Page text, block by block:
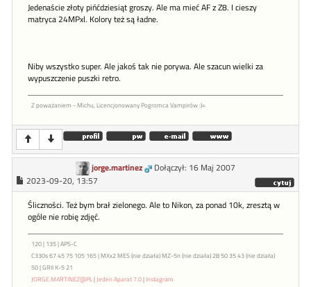
Jedenaście złoty pińćdziesiąt groszy. Ale ma mieć AF z Z8. I cieszy
matryca 24MPxl. Kolory też są ładne.
Niby wszystko super. Ale jakoś tak nie porywa. Ale szacun wielki za
wypuszczenie puszki retro.
Z poważaniem - Michu, Licencjonowany Pogromca Vampirów :)=
jorge.martinez
Dołączył: 16 Maj 2007
2023-09-20, 13:57
Śliczności. Też bym brał zielonego. Ale to Nikon, za ponad 10k, zresztą w
ogóle nie robię zdjęć.
120 | 135 | APS-C
C330s 67 45 75 105 165 | MXx2 MES (nie działa) MZ-5n (nie działa) 28 50 35 43 (nie działa)
50 | GRII K-5 21
JORGE.MARTINEZ@PL| Jeden Aparat 7.0|Instagram